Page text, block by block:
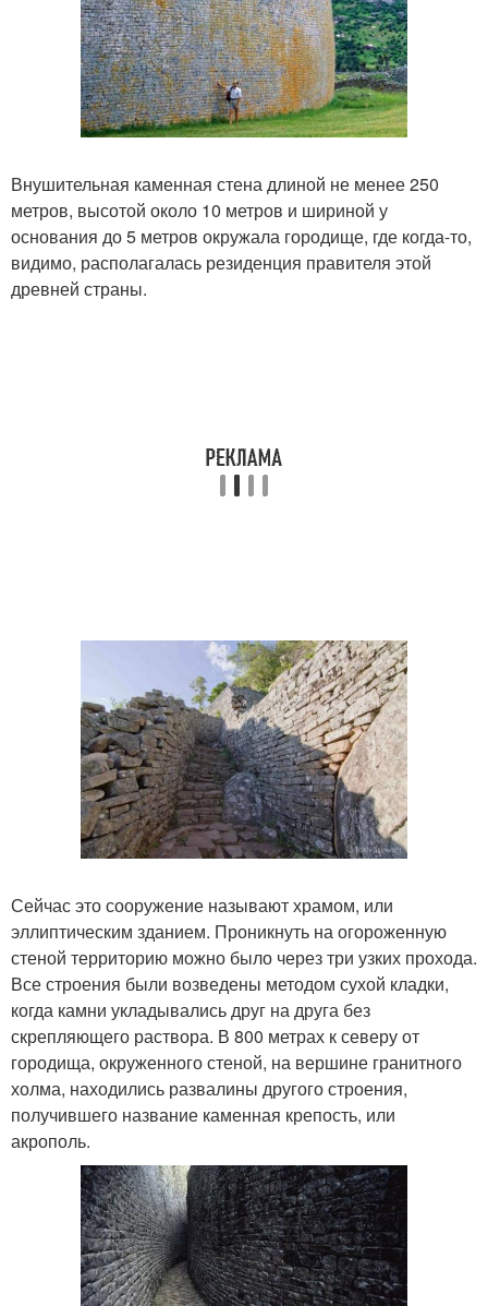
Внушительная каменная стена длиной не менее 250
метров, высотой около 10 метров и шириной у
основания до 5 метров окружала городище, где когда-то,
видимо, располагалась резиденция правителя этой
древней страны.
Сейчас это сооружение называют храмом, или
эллиптическим зданием. Проникнуть на огороженную
стеной территорию можно было через три узких прохода.
Все строения были возведены методом сухой кладки,
когда камни укладывались друг на друга без
скрепляющего раствора. В 800 метрах к северу от
городища, окруженного стеной, на вершине гранитного
холма, находились развалины другого строения,
получившего название каменная крепость, или
акрополь.